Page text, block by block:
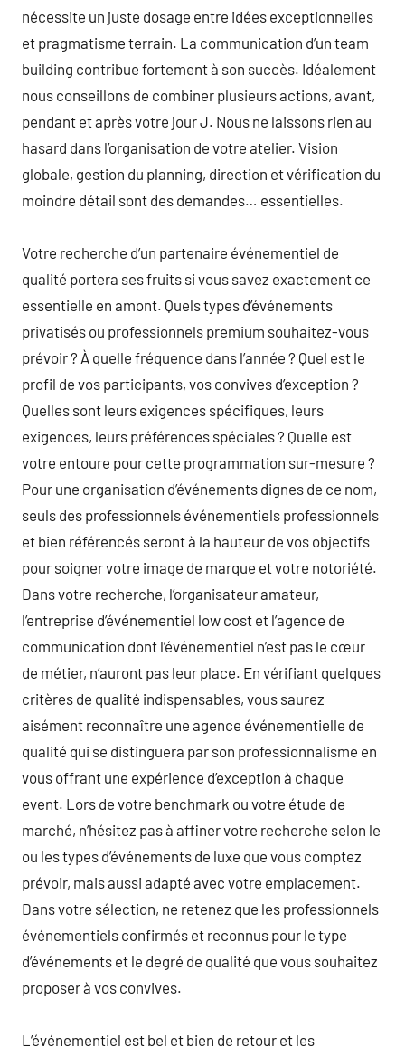
nécessite un juste dosage entre idées exceptionnelles
et pragmatisme terrain. La communication d’un team
building contribue fortement à son succès. Idéalement
nous conseillons de combiner plusieurs actions, avant,
pendant et après votre jour J. Nous ne laissons rien au
hasard dans l’organisation de votre atelier. Vision
globale, gestion du planning, direction et vérification du
moindre détail sont des demandes… essentielles.
Votre recherche d’un partenaire événementiel de
qualité portera ses fruits si vous savez exactement ce
essentielle en amont. Quels types d’événements
privatisés ou professionnels premium souhaitez-vous
prévoir ? À quelle fréquence dans l’année ? Quel est le
profil de vos participants, vos convives d’exception ?
Quelles sont leurs exigences spécifiques, leurs
exigences, leurs préférences spéciales ? Quelle est
votre entoure pour cette programmation sur-mesure ?
Pour une organisation d’événements dignes de ce nom,
seuls des professionnels événementiels professionnels
et bien référencés seront à la hauteur de vos objectifs
pour soigner votre image de marque et votre notoriété.
Dans votre recherche, l’organisateur amateur,
l’entreprise d’événementiel low cost et l’agence de
communication dont l’événementiel n’est pas le cœur
de métier, n’auront pas leur place. En vérifiant quelques
critères de qualité indispensables, vous saurez
aisément reconnaître une agence événementielle de
qualité qui se distinguera par son professionnalisme en
vous offrant une expérience d’exception à chaque
event. Lors de votre benchmark ou votre étude de
marché, n’hésitez pas à affiner votre recherche selon le
ou les types d’événements de luxe que vous comptez
prévoir, mais aussi adapté avec votre emplacement.
Dans votre sélection, ne retenez que les professionnels
événementiels confirmés et reconnus pour le type
d’événements et le degré de qualité que vous souhaitez
proposer à vos convives.
L’événementiel est bel et bien de retour et les